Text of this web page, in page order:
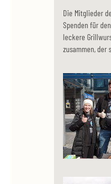
Die Mitglieder
Spenden für
leckere
zusammen, der